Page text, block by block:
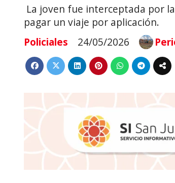
La joven fue interceptada por
pagar un viaje por aplicación.
Policiales
24/05/2026